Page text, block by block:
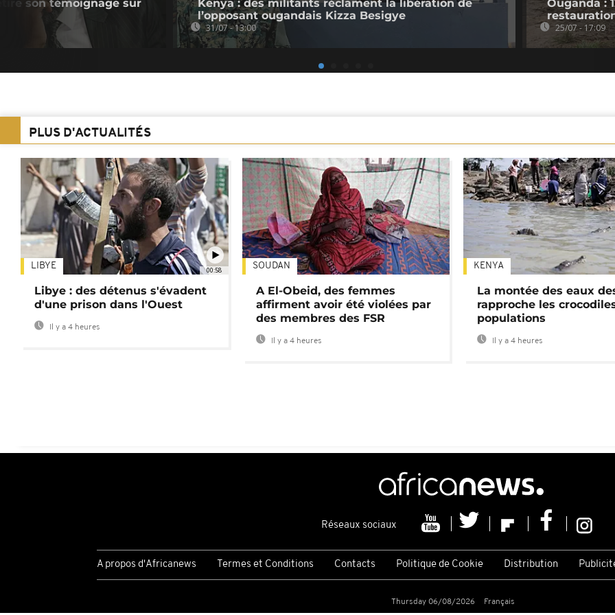
son témoignage sur
Kenya : des militants réclament la libération de
l’opposant ougandais Kizza Besigye
31/07 - 13:00
Ouganda :
25/07 - 17:09
PLUS D'ACTUALITÉS
00:58
LIBYE
Libye : des détenus s'évadent
d'une prison dans l'Ouest
Il y a 4 heures
SOUDAN
A El-Obeid, des femmes
affirment avoir été violées par
des membres des FSR
Il y a 4 heures
KENYA
La montée des eaux
rapproche les
populations
Il y a 4 heures
Réseaux sociaux
A propos d'Africanews Termes et Conditions Contacts Politique de Cookie Distribution
Thursday 06/08/2026